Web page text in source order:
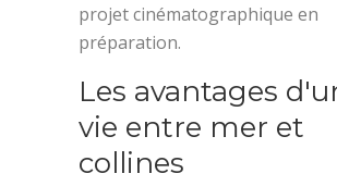
projet cinématographique en
préparation.
Les avantages
vie entre mer et
collines